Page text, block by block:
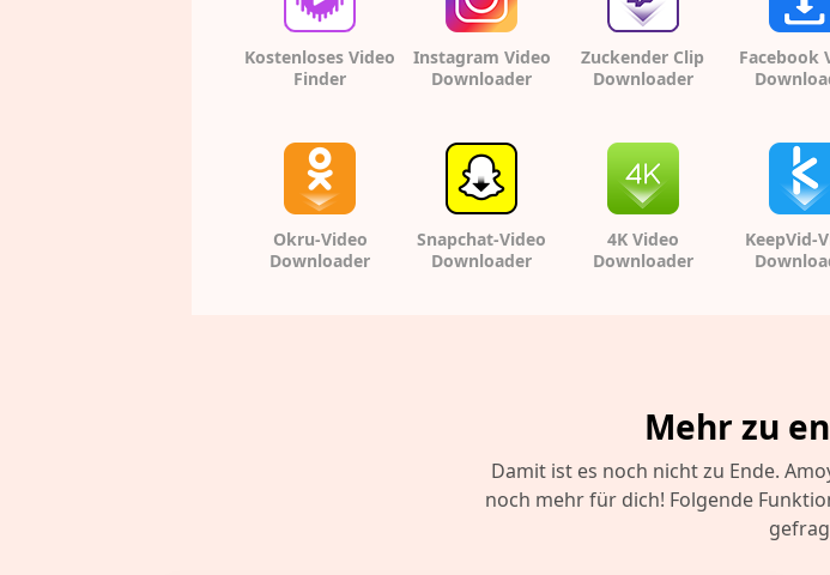
Kostenloses Video
Finder
Instagram Video
Downloader
Zuckender Clip
Downloader
Facebook
Okru-Video
Downloader
Snapchat-Video
Downloader
4K Video
Downloader
KeepVid-
Mehr zu
Damit ist es noch nicht zu Ende.
noch mehr für dich! Folgende